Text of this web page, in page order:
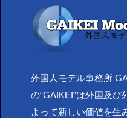
外国人モデル事務所
の“GAIKEI”は外国及
よって新しい価値を生